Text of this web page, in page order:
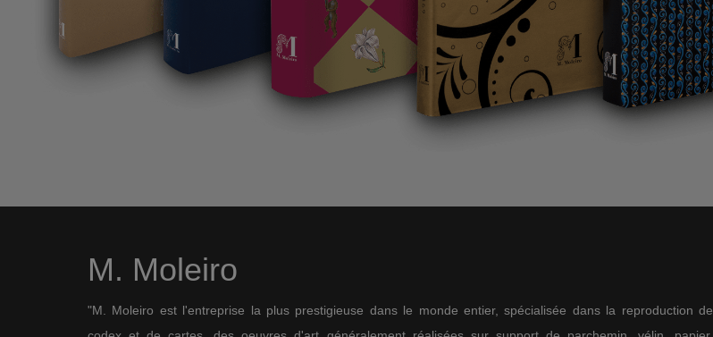
M. Moleiro
"M. Moleiro est l'entreprise la plus prestigieuse dans le monde entier, spécialisée dans la reproduction de